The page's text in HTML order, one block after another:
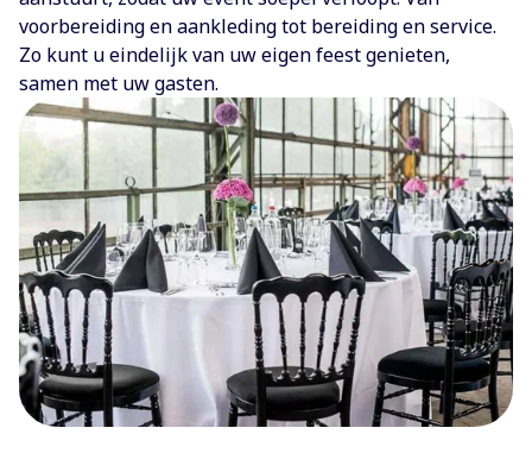
voorbereiding en aankleding tot bereiding en service.
Zo kunt u eindelijk van uw eigen feest genieten,
samen met uw gasten.